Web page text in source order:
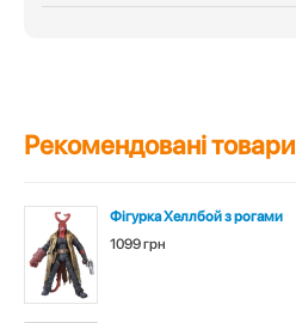
Рекомендовані товари
Фігурка Хеллбой з рогами
1099 грн